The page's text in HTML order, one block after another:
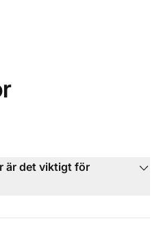
är det viktigt för